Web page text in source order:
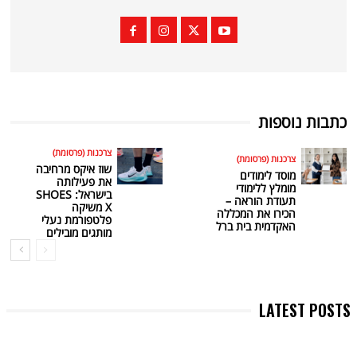
כתבות נוספות
צרכנות (פרסומת)
מוסד לימודים
מומלץ ללימודי
תעודת הוראה –
הכירו את המכללה
האקדמית בית ברל
צרכנות (פרסומת)
שוז איקס מרחיבה
את פעילותה
בישראל: SHOES
X משיקה
פלטפורמת נעלי
מותגים מובילים
LATEST POSTS